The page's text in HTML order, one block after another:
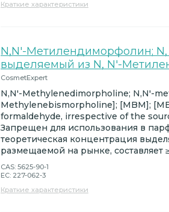
Краткие характеристики
N,N'-Метилендиморфолин;
выделяемый из N, N'-
CosmetExpert
N,N'-Methylenedimorpholine; N,N'-
Methylenebismorpholine]; [MBM];
formaldehyde, irrespective of the
Запрещен для использования в
теоретическая концентрация
размещаемой на рынке, составляет
CAS: 5625-90-1
EC: 227-062-3
Краткие характеристики